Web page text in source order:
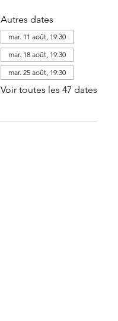
Autres dates
mar. 11 août, 19:30
mar. 18 août, 19:30
mar. 25 août, 19:30
Voir toutes les 47 dates